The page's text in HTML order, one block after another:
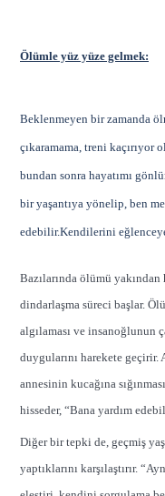
Ölümle yüz yüze gelmek:
Beklenmeyen bir zamanda
çıkaramama, treni kaçırıyor
bundan sonra hayatımı
bir yaşantıya yönelip, ben
edebilir.Kendilerini
Bazılarında ölümü
dindarlaşma süreci başlar.
algılaması ve insanoğlunun
duygularını harekete geçirir.
annesinin kucağına
hisseder, “Bana yardım
Diğer bir tepki de, geçmiş
yaptıklarını karşılaştırır.